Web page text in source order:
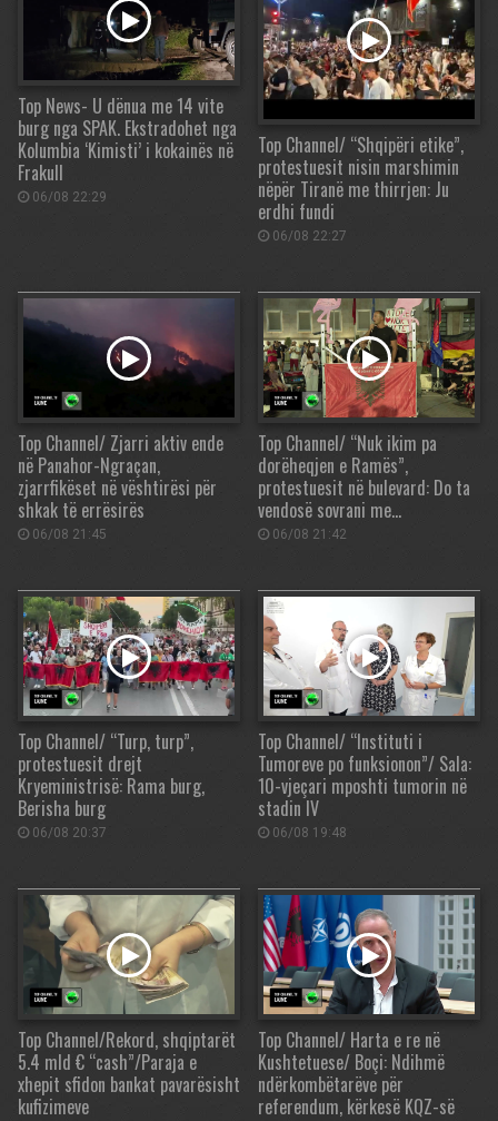
Top News- U dënua me 14 vite
burg nga SPAK. Ekstradohet nga
Kolumbia ‘Kimisti’ i kokainës në
Frakull
06/08 22:29
Top Channel/ “Shqipëri etike”,
protestuesit nisin marshimin
nëpër Tiranë me thirrjen: Ju
erdhi fundi
06/08 22:27
Top Channel/ Zjarri aktiv ende
në Panahor-Ngraçan,
zjarrfikëset në vështirësi për
shkak të errësirës
06/08 21:45
Top Channel/ “Nuk ikim pa
dorëheqjen e Ramës”,
protestuesit në bulevard: Do ta
vendosë sovrani me…
06/08 21:42
Top Channel/ “Turp, turp”,
protestuesit drejt
Kryeministrisë: Rama burg,
Berisha burg
06/08 20:37
Top Channel/ “Instituti i
Tumoreve po funksionon”/ Sala:
10-vjeçari mposhti tumorin në
stadin IV
06/08 19:48
Top Channel/Rekord, shqiptarët
5.4 mld € “cash”/Paraja e
xhepit sfidon bankat pavarësisht
kufizimeve
Top Channel/ Harta e re në
Kushtetuese/ Boçi: Ndihmë
ndërkombëtarëve për
referendum, kërkesë KQZ-së